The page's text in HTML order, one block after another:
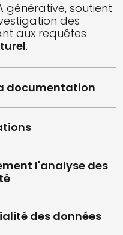
générative, soutient
des
aux requêtes
.
documentation
l'analyse des
des données